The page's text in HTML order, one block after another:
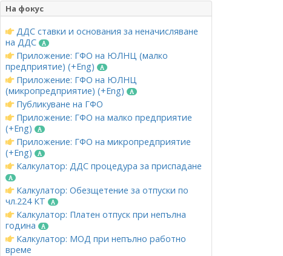
На фокус
ДДС ставки и основания за неначисляване
на ДДС
Приложение: ГФО на ЮЛНЦ (малко
предприятие) (+Eng)
Приложение: ГФО на ЮЛНЦ
(микропредприятие) (+Eng)
Публикуване на ГФО
Приложение: ГФО на малко предприятие
(+Eng)
Приложение: ГФО на микропредприятие
(+Eng)
Калкулатор: ДДС процедура за приспадане
Калкулатор: Обезщетение за отпуски по
чл.224 КТ
Калкулатор: Платен отпуск при непълна
година
Калкулатор: МОД при непълно работно
време